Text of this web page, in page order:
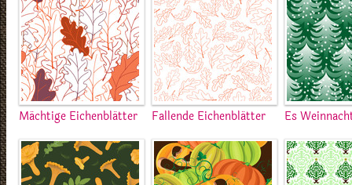
Mächtige Eichenblätter Fallende Eichenblätter Es